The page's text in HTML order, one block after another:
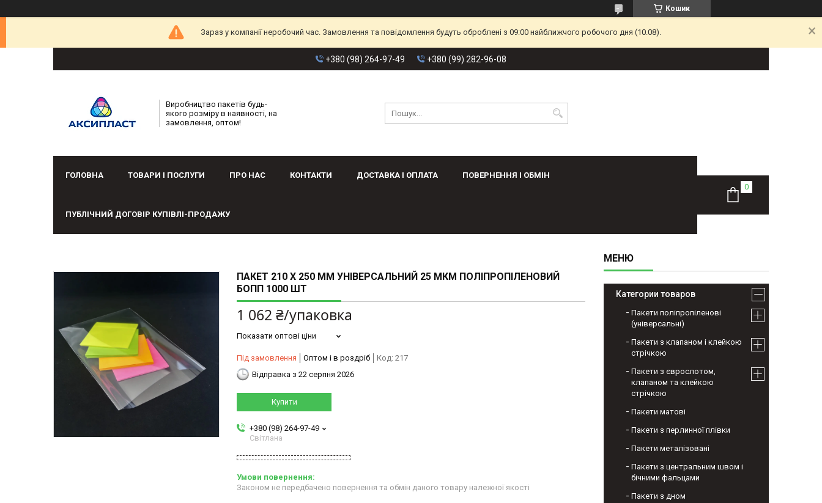
Кошик
Зараз у компанії неробочий час. Замовлення та повідомлення будуть оброблені з 09:00 найближчого робочого дня (10.08).
+380 (98) 264-97-49 +380 (99) 282-96-08
Виробництво пакетів будь-
якого розміру в наявності, на
замовлення, оптом!
ГОЛОВНА ТОВАРИ І ПОСЛУГИ ПРО НАС КОНТАКТИ ДОСТАВКА І ОПЛАТА ПОВЕРНЕННЯ І ОБМІН
ПУБЛІЧНИЙ ДОГОВІР КУПІВЛІ-ПРОДАЖУ
ПАКЕТ 210 X 250 ММ УНІВЕРСАЛЬНИЙ 25 МКМ ПОЛІПРОПІЛЕНОВИЙ
БОПП 1000 ШТ
1 062 ₴/упаковка
Показати оптові ціни
Під замовлення Оптом і в роздріб Код: 217
Відправка з 22 серпня 2026
Купити
+380 (98) 264-97-49
Світлана
Законом не передбачено повернення та обмін даного товару належної якості
Категории товаров
Пакети поліпропіленові
(універсальні)
Пакети з клапаном і клейкою
стрічкою
Пакети з єврослотом,
клапаном та клейкою
стрічкою
Пакети матові
Пакети з перлинної плівки
Пакети металізовані
Пакети з центральним швом і
бічними фальцами
Пакети з дном